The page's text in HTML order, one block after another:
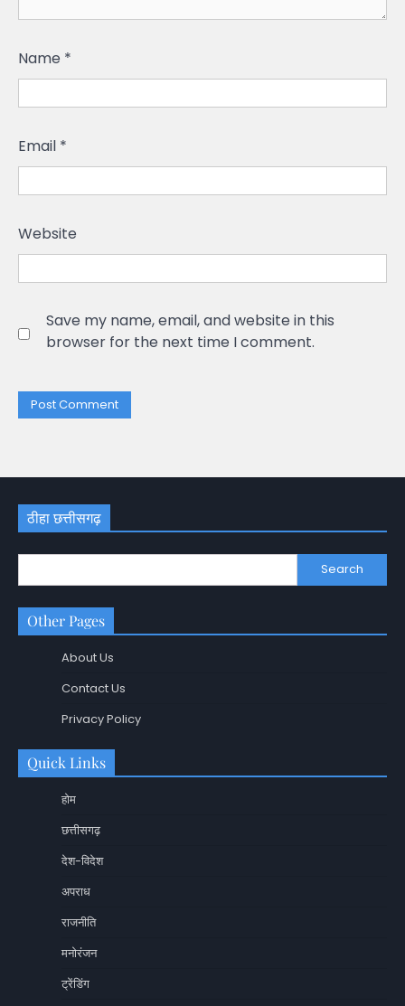
Name *
Email *
Website
Save my name, email, and website in this
browser for the next time I comment.
ठीहा छत्तीसगढ़
Search
Other Pages
About Us
Contact Us
Privacy Policy
Quick Links
होम
छत्तीसगढ़
देश-विदेश
अपराध
राजनीति
मनोरंजन
ट्रेंडिंग